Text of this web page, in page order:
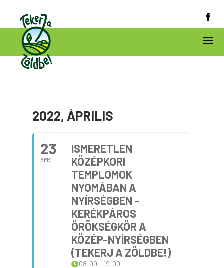
2022, ÁPRILIS
23
ÁPR.
ISMERETLEN
KÖZÉPKORI
TEMPLOMOK
NYOMÁBAN A
NYÍRSÉGBEN -
KERÉKPÁROS
ÖRÖKSÉGKÖR A
KÖZÉP-NYÍRSÉGBEN
(TEKERJ A ZÖLDBE!)
08:00 - 19:00